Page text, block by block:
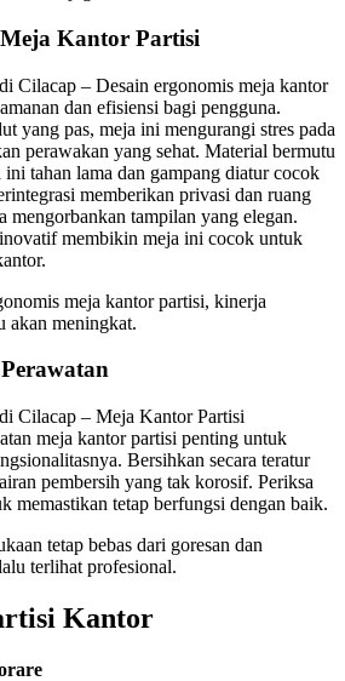
Kantor Partisi
Cilacap – Desain ergonomis meja kantor
dan efisiensi bagi pengguna.
yang pas, meja ini mengurangi stres pada
perawakan yang sehat. Material bermutu
tahan lama dan gampang diatur cocok
memberikan privasi dan ruang
mengorbankan tampilan yang elegan.
membikin meja ini cocok untuk
meja kantor partisi, kinerja
akan meningkat.
Cilacap – Meja Kantor Partisi
meja kantor partisi penting untuk
Bersihkan secara teratur
pembersih yang tak korosif. Periksa
memastikan tetap berfungsi dengan baik.
tetap bebas dari goresan dan
terlihat profesional.
Kantor